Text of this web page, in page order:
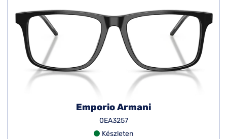
Emporio Armani
0EA3257
Készleten